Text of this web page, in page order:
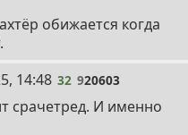
обижается когда
14:48 32 920603
срачетред. И именно